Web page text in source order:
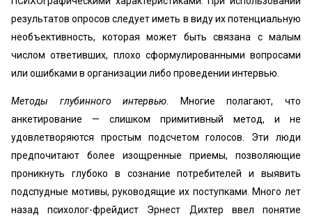
результатов опросов следует иметь в виду их потенциальную
необъективность, которая может быть связана с малым
числом ответивших, плохо сформулированными вопросами
или ошибками в организации либо проведении интервью.
Методы глубинного интервью . Многие полагают, что
анкетирование — слишком примитивный метод, и не
удовлетворяются простым подсчетом голосов. Эти люди
предпочитают более изощренные приемы, позволяющие
проникнуть глубоко в сознание потребителей и выявить
подспудные мотивы, руководящие их поступками. Много лет
назад психолог-фрейдист Эрнест Дихтер ввел понятие